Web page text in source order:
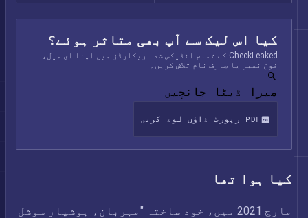
کیا اس لیک سے آپ بھی متاثر ہوئے؟
CheckLeaked کے تمام انڈیکس شدہ ریکارڈز میں اپنا ای میل،
فون نمبر یا صارف نام تلاش کریں۔
میرا ڈیٹا جانچیں
PDF رپورٹ ڈاؤن لوڈ کریں
کیا ہوا تھا
مارچ 2021 میں، خود ساختہ "مہربان، ہوشیار سوشل